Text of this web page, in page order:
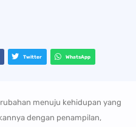
Twitter WhatsApp
menuju kehidupan yang
dengan penampilan,